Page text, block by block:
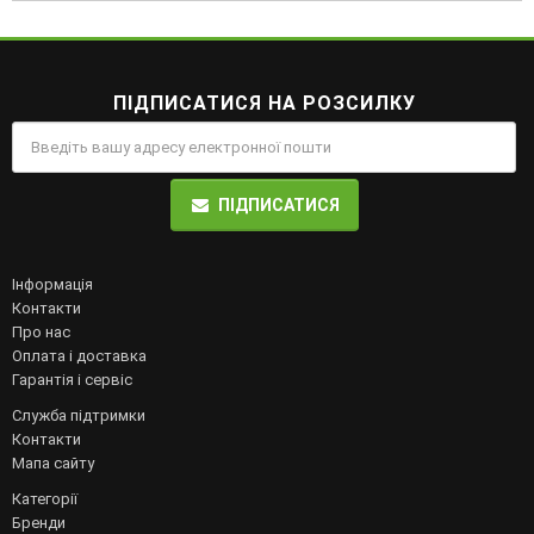
ПІДПИСАТИСЯ НА РОЗСИЛКУ
ПІДПИСАТИСЯ
Інформація
Контакти
Про нас
Оплата і доставка
Гарантія і сервіс
Служба підтримки
Контакти
Мапа сайту
Категорії
Бренди